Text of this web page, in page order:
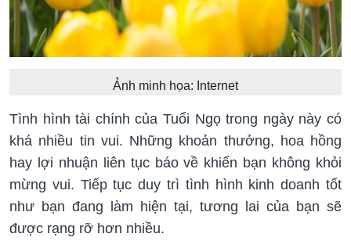
Ảnh minh họa: Internet
Tình hình tài chính của Tuổi Ngọ trong ngày này có
khá nhiều tin vui. Những khoản thưởng, hoa hồng
hay lợi nhuận liên tục báo về khiến bạn không khỏi
mừng vui. Tiếp tục duy trì tình hình kinh doanh tốt
như bạn đang làm hiện tại, tương lai của bạn sẽ
được rạng rỡ hơn nhiều.